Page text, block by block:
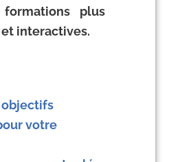
plus
interactives.
objectifs
votre